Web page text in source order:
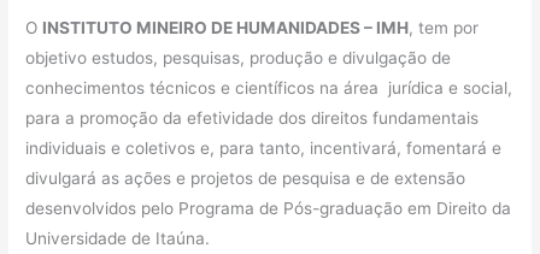
O INSTITUTO MINEIRO DE HUMANIDADES – IMH, tem por
objetivo estudos, pesquisas, produção e divulgação de
conhecimentos técnicos e científicos na área jurídica e social,
para a promoção da efetividade dos direitos fundamentais
individuais e coletivos e, para tanto, incentivará, fomentará e
divulgará as ações e projetos de pesquisa e de extensão
desenvolvidos pelo Programa de Pós-graduação em Direito da
Universidade de Itaúna.